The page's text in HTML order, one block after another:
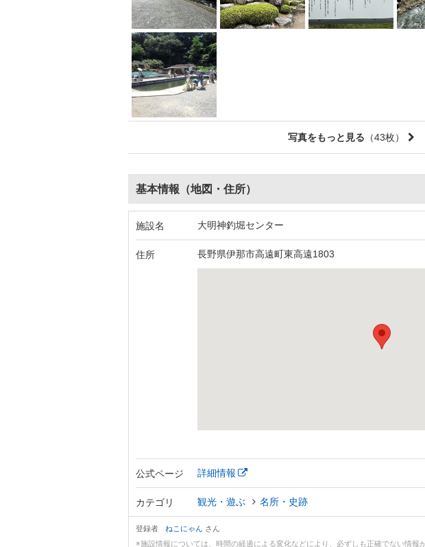
写真をもっと見る （43枚）
基本情報（地図・住所）
施設名 大明神釣堀センター
住所 長野県伊那市高遠町東高遠1803
公式ページ 詳細情報
カテゴリ 観光・遊ぶ 名所・史跡
登録者 ねこにゃん さん
※施設情報については、時間の経過による変化などにより、必ずしも正確でない情報